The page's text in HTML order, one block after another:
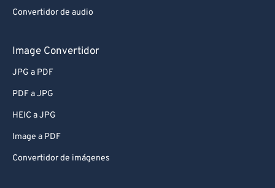
Convertidor de audio
Image Convertidor
JPG a PDF
PDF a JPG
HEIC a JPG
Image a PDF
Convertidor de imágenes